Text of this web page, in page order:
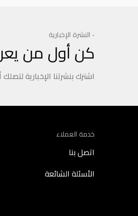
- النشرة الإخبارية
كن أول من
اشترك بنشرتنا الإخبارية
خدمة العملاء
اتصل بنا
الأسئلة الشائعة